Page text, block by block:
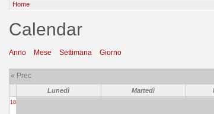
Home
Calendar
Anno Mese Settimana Giorno
« Prec
Lunedì Martedì
18